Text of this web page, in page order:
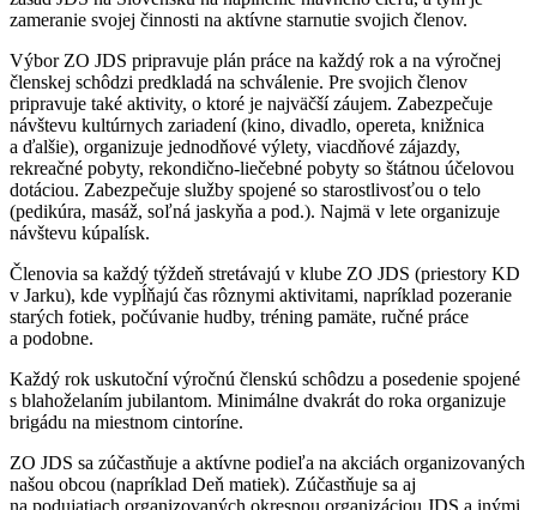
zameranie svojej činnosti na aktívne starnutie svojich členov.
Výbor ZO JDS pripravuje plán práce na každý rok a na výročnej
členskej schôdzi predkladá na schválenie. Pre svojich členov
pripravuje také aktivity, o ktoré je najväčší záujem. Zabezpečuje
návštevu kultúrnych zariadení (kino, divadlo, opereta, knižnica
a ďalšie), organizuje jednodňové výlety, viacdňové zájazdy,
rekreačné pobyty, rekondično-liečebné pobyty so štátnou účelovou
dotáciou. Zabezpečuje služby spojené so starostlivosťou o telo
(pedikúra, masáž, soľná jaskyňa a pod.). Najmä v lete organizuje
návštevu kúpalísk.
Členovia sa každý týždeň stretávajú v klube ZO JDS (priestory KD
v Jarku), kde vypĺňajú čas rôznymi aktivitami, napríklad pozeranie
starých fotiek, počúvanie hudby, tréning pamäte, ručné práce
a podobne.
Každý rok uskutoční výročnú členskú schôdzu a posedenie spojené
s blahoželaním jubilantom. Minimálne dvakrát do roka organizuje
brigádu na miestnom cintoríne.
ZO JDS sa zúčastňuje a aktívne podieľa na akciách organizovaných
našou obcou (napríklad Deň matiek). Zúčastňuje sa aj
na podujatiach organizovaných okresnou organizáciou JDS a inými